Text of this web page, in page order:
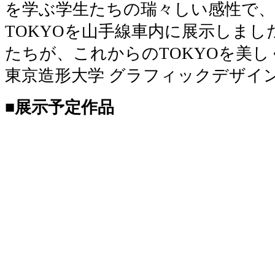
を学ぶ学生たちの瑞々しい感性で
TOKYOを山手線車内に展示しまし
たちが、これからのTOKYOを美し
東京造形大学 グラフィックデザイ
■展示予定作品